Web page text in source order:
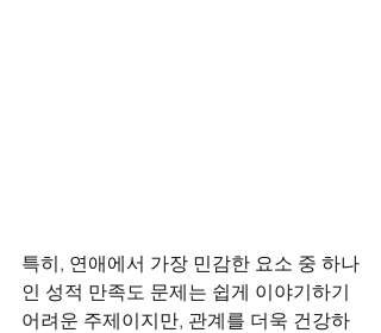
특히, 연애에서 가장 민감한 요소 중 하나
인 성적 만족도 문제는 쉽게 이야기하기
어려운 주제이지만, 관계를 더욱 건강하